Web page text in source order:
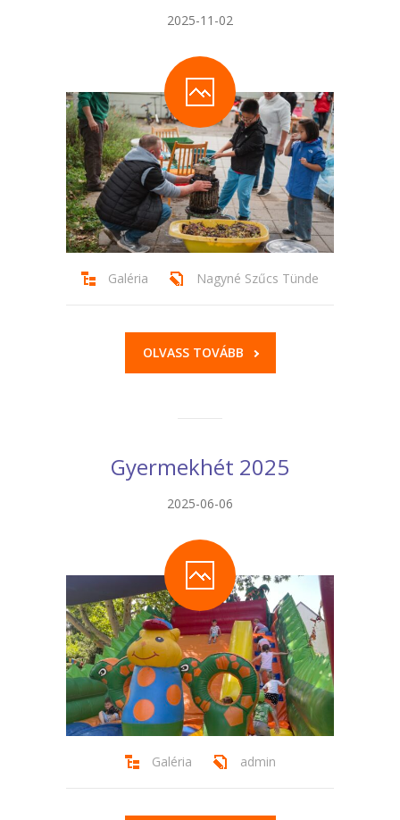
2025-11-02
Galéria Nagyné Szűcs Tünde
OLVASS TOVÁBB
Gyermekhét 2025
2025-06-06
Galéria admin